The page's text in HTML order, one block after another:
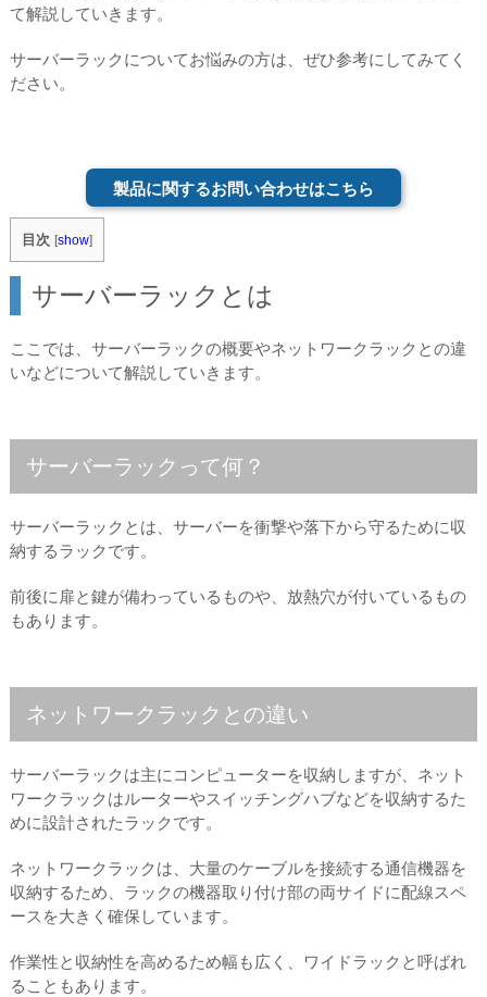
て解説していきます。
サーバーラックについてお悩みの方は、ぜひ参考にしてみてく
ださい。
製品に関するお問い合わせはこちら
目次 [show]
サーバーラックとは
ここでは、サーバーラックの概要やネットワークラックとの違
いなどについて解説していきます。
サーバーラックって何？
サーバーラックとは、サーバーを衝撃や落下から守るために収
納するラックです。
前後に扉と鍵が備わっているものや、放熱穴が付いているもの
もあります。
ネットワークラックとの違い
サーバーラックは主にコンピューターを収納しますが、ネット
ワークラックはルーターやスイッチングハブなどを収納するた
めに設計されたラックです。
ネットワークラックは、大量のケーブルを接続する通信機器を
収納するため、ラックの機器取り付け部の両サイドに配線スペ
ースを大きく確保しています。
作業性と収納性を高めるため幅も広く、ワイドラックと呼ばれ
ることもあります。